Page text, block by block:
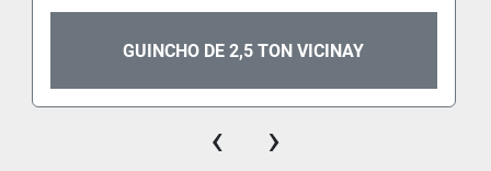
GUINCHO DE 2,5 TON VICINAY
‹ ›